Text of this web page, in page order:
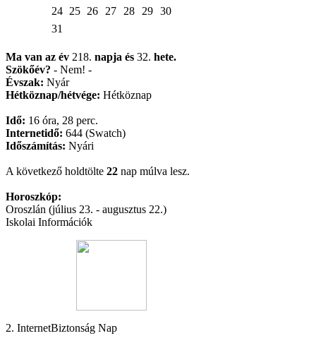
24 25 26 27 28 29
30
31
Ma van az év 218. napja és 32. hete.
Szökőév? - Nem! -
Évszak: Nyár
Hétköznap/hétvége: Hétköznap
Idő: 16 óra, 28 perc.
Internetidő: 644 (Swatch)
Időszámítás: Nyári
A következő holdtölte 22 nap múlva lesz.
Horoszkóp:
Oroszlán (július 23. - augusztus 22.)
Iskolai Információk
2. InternetBiztonság Nap